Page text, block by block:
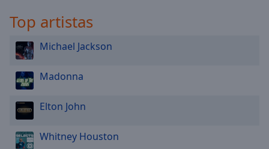
Top artistas
Michael Jackson
Madonna
Elton John
Whitney Houston